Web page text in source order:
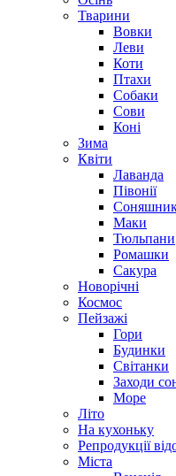
Тварини
Вовки
Леви
Коти
Птахи
Собаки
Сови
Коні
Зима
Квіти
Лаванда
Півонії
Маки
Тюльпани
Ромашки
Сакура
Новорічні
Космос
Пейзажі
Гори
Будинки
Світанки
Заходи
Море
Літо
На кухоньку
Репродукції
Міста